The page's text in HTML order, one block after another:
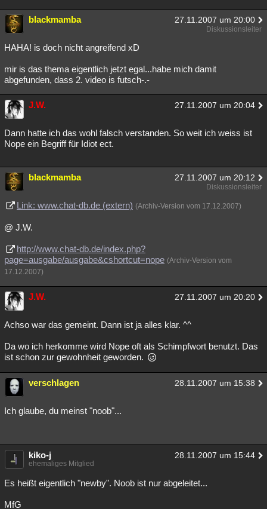
blackmamba 27.11.2007 um 20:00
Diskussionsleiter
HAHA! is doch nicht angreifend xD
mir is das thema eigentlich jetzt egal...habe mich damit
abgefunden, dass 2. video is futsch-.-
J.W. 27.11.2007 um 20:04
Dann hatte ich das wohl falsch verstanden. So weit ich weiss ist
Nope ein Begriff für Idiot ect.
blackmamba 27.11.2007 um 20:12
Diskussionsleiter
Link: www.chat-db.de (extern) (Archiv-Version vom 17.12.2007)
@ J.W.
http://www.chat-db.de/index.php?
page=ausgabe/ausgabe&cshortcut=nope (Archiv-Version vom
17.12.2007)
J.W. 27.11.2007 um 20:20
Achso war das gemeint. Dann ist ja alles klar. ^^
Da wo ich herkomme wird Nope oft als Schimpfwort benutzt. Das
ist schon zur gewohnheit geworden.
verschlagen 28.11.2007 um 15:38
Ich glaube, du meinst "noob"...
kiko-j 28.11.2007 um 15:44
ehemaliges Mitglied
Es heißt eigentlich "newby". Noob ist nur abgeleitet...
MfG